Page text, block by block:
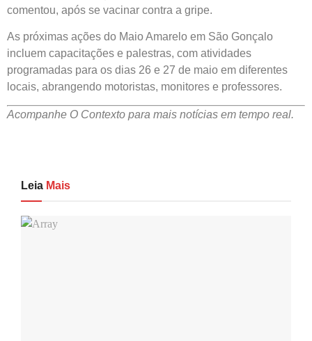
comentou, após se vacinar contra a gripe.
As próximas ações do Maio Amarelo em São Gonçalo
incluem capacitações e palestras, com atividades
programadas para os dias 26 e 27 de maio em diferentes
locais, abrangendo motoristas, monitores e professores.
Acompanhe O Contexto para mais notícias em tempo real.
Leia Mais